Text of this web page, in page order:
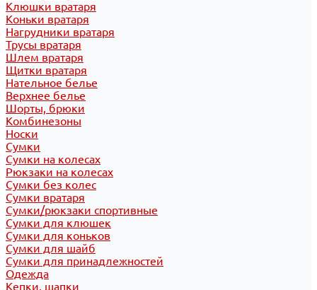
Клюшки вратаря
Коньки вратаря
Нагрудники вратаря
Трусы вратаря
Шлем вратаря
Щитки вратаря
Нательное белье
Верхнее белье
Шорты, брюки
Комбинезоны
Носки
Сумки
Сумки на колесах
Рюкзаки на колесах
Сумки без колес
Сумки вратаря
Сумки/рюкзаки спортивные
Сумки для клюшек
Сумки для коньков
Сумки для шайб
Сумки для принадлежностей
Одежда
Кепки, шапки